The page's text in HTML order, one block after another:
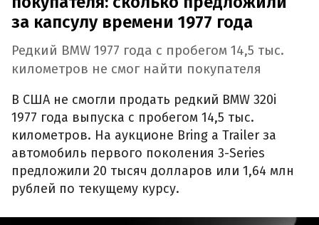
за капсулу времени 1977 года
Редкий BMW 1977 года с пробегом 14,5 тыс.
километров не смог найти покупателя
В США не смогли продать редкий BMW 320i
1977 года выпуска с пробегом 14,5 тыс.
километров. На аукционе Bring a Trailer за
автомобиль первого поколения 3-Series
предложили 20 тысяч долларов или 1,64 млн
рублей по текущему курсу.